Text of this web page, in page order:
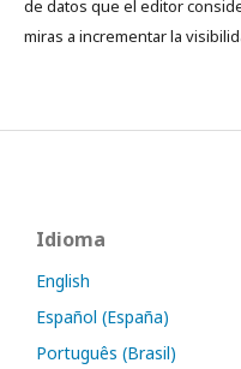
de datos que el editor
miras a incrementar la
Idioma
English
Español (España)
Português (Brasil)